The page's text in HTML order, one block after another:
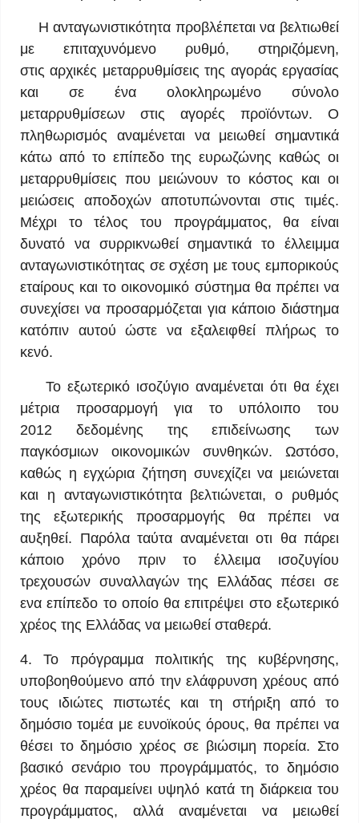
Η ανταγωνιστικότητα προβλέπεται να βελτιωθεί
με επιταχυνόμενο ρυθμό, στηριζόμενη,
στις αρχικές μεταρρυθμίσεις της αγοράς εργασίας
και σε ένα ολοκληρωμένο σύνολο
μεταρρυθμίσεων στις αγορές προϊόντων. Ο
πληθωρισμός αναμένεται να μειωθεί σημαντικά
κάτω από το επίπεδο της ευρωζώνης καθώς οι
μεταρρυθμίσεις που μειώνουν το κόστος και οι
μειώσεις αποδοχών αποτυπώνονται στις τιμές.
Μέχρι το τέλος του προγράμματος, θα είναι
δυνατό να συρρικνωθεί σημαντικά το έλλειμμα
ανταγωνιστικότητας σε σχέση με τους εμπορικούς
εταίρους και το οικονομικό σύστημα θα πρέπει να
συνεχίσει να προσαρμόζεται για κάποιο διάστημα
κατόπιν αυτού ώστε να εξαλειφθεί πλήρως το
κενό.
Το εξωτερικό ισοζύγιο αναμένεται ότι θα έχει
μέτρια προσαρμογή για το υπόλοιπο του
2012 δεδομένης της επιδείνωσης των
παγκόσμιων οικονομικών συνθηκών. Ωστόσο,
καθώς η εγχώρια ζήτηση συνεχίζει να μειώνεται
και η ανταγωνιστικότητα βελτιώνεται, ο ρυθμός
της εξωτερικής προσαρμογής θα πρέπει να
αυξηθεί. Παρόλα ταύτα αναμένεται οτι θα πάρει
κάποιο χρόνο πριν το έλλειμα ισοζυγίου
τρεχουσών συναλλαγών της Ελλάδας πέσει σε
ενα επίπεδο το οποίο θα επιτρέψει στο εξωτερικό
χρέος της Ελλάδας να μειωθεί σταθερά.
4. Το πρόγραμμα πολιτικής της κυβέρνησης,
υποβοηθούμενο από την ελάφρυνση χρέους από
τους ιδιώτες πιστωτές και τη στήριξη από το
δημόσιο τομέα με ευνοϊκούς όρους, θα πρέπει να
θέσει το δημόσιο χρέος σε βιώσιμη πορεία. Στο
βασικό σενάριο του προγράμματός, το δημόσιο
χρέος θα παραμείνει υψηλό κατά τη διάρκεια του
προγράμματος, αλλά αναμένεται να μειωθεί